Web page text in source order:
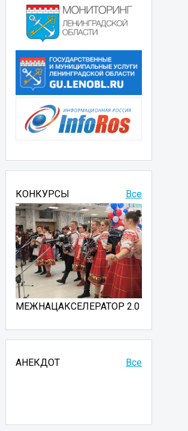
Все
КОНКУРСЫ
МЕЖНАЦАКСЕЛЕРАТОР 2.0
АНЕКДОТ Все